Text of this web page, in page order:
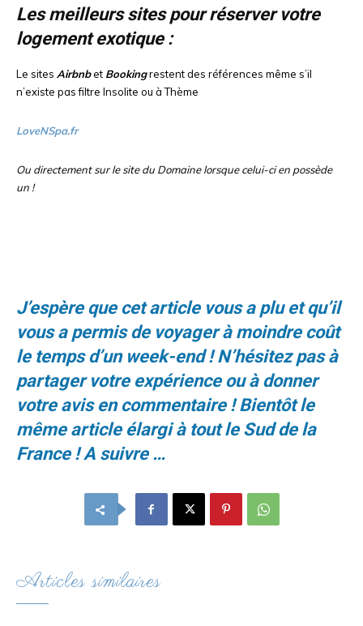
Les meilleurs sites pour réserver votre
logement exotique :
Le sites Airbnbet Bookingrestent des références même s’il
n’existe pas filtre Insolite ou à Thème
LoveNSpa.fr
Ou directement sur le site du Domaine lorsque celui-ci en possède
un !
J’espère que cet article vous a plu et qu’il
vous a permis de voyager à moindre coût
le temps d’un week-end ! N’hésitez pas à
partager votre expérience ou à donner
votre avis en commentaire !Bientôt le
même article élargi à tout le Sud de la
France ! A suivre …
Articles similaires